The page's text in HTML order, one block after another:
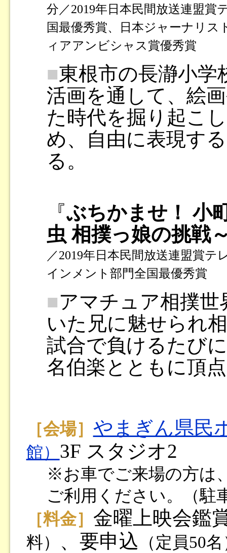
分／2019年日本民間放送連盟賞
国最優秀賞、日本ジャーナリス
ィアアンビシャス賞優秀賞
■東根市の長瀞小学
活画を通して、絵
た時代を掘り起こ
め、自由に表現す
る。
『ぶちかませ！ 小
虫 相撲っ娘の挑戦
／2019年日本民間放送連盟賞テ
インメント部門全国最優秀賞
■アマチュア相撲世
いた兄に魅せられ
試合で負けるたび
名伯楽とともに頂
［会場］ やまぎん県民
館） 3F スタジオ2
※お車でご来場の方は
ご利用ください。（駐
［料金］ 金曜上映会鑑
料） 、要申込 （定員50